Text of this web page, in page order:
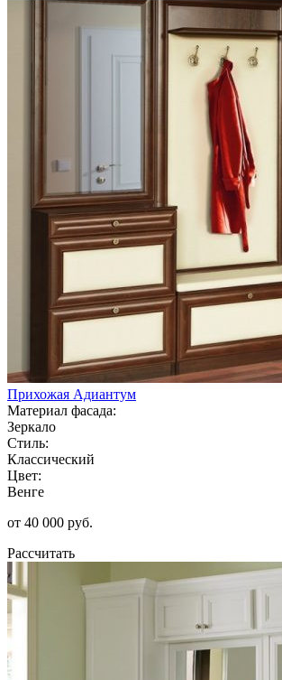
Прихожая Адиантум
Материал фасада:
Зеркало
Стиль:
Классический
Цвет:
Венге
от 40 000 руб.
Рассчитать